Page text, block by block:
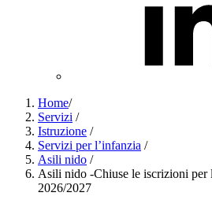
Home/
Servizi /
Istruzione /
Servizi per l’infanzia /
Asili nido /
Asili nido -Chiuse le iscrizioni per
2026/2027